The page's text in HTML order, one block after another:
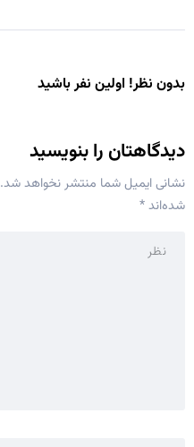
بدون نظر! اولین نفر باشید
دیدگاهتان را بنویسید
نشانی ایمیل شما منتشر نخواهد شد.
شده‌اند*